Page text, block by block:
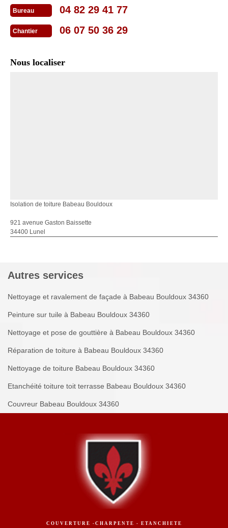
Bureau 04 82 29 41 77
Chantier 06 07 50 36 29
Nous localiser
Isolation de toiture Babeau Bouldoux
921 avenue Gaston Baissette
34400 Lunel
Autres services
Nettoyage et ravalement de façade à Babeau Bouldoux 34360
Peinture sur tuile à Babeau Bouldoux 34360
Nettoyage et pose de gouttière à Babeau Bouldoux 34360
Réparation de toiture à Babeau Bouldoux 34360
Nettoyage de toiture Babeau Bouldoux 34360
Etanchéité toiture toit terrasse Babeau Bouldoux 34360
Couvreur Babeau Bouldoux 34360
COUVERTURE -CHARPENTE - ETANCHIETE